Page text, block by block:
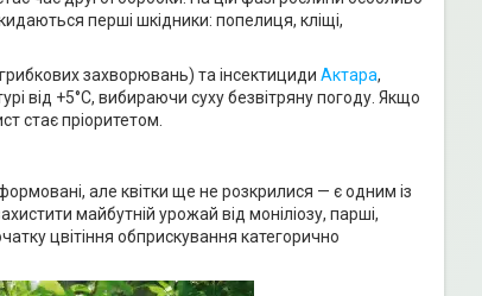
перші шкідники: попелиця, кліщі,
захворювань) та інсектициди Актара,
від +5°С, вибираючи суху безвітряну погоду. Якщо
стає пріоритетом.
але квітки ще не розкрилися — є одним із
майбутній урожай від моніліозу, парші,
цвітіння обприскування категорично